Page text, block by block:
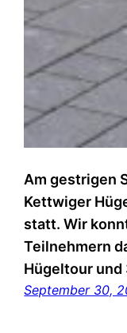
Am gestrigen
Kettwiger
statt. Wir
Teilnehmern
Hügeltour und
September 30,